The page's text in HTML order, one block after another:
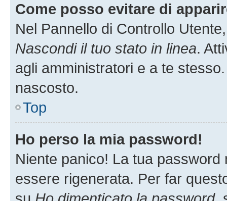
Come posso evitare di
Nel Pannello di Controllo
Nascondi il tuo stato in linea.
agli amministratori e a te
nascosto.
Top
Ho perso la mia password!
Niente panico! La tua
essere rigenerata. Per far